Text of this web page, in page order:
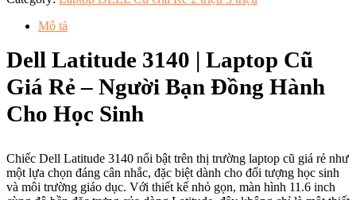
Mô tả
Dell Latitude 3140 | Laptop Cũ
Giá Rẻ – Người Bạn Đồng Hành
Cho Học Sinh
Chiếc Dell Latitude 3140 nổi bật trên thị trường laptop cũ giá rẻ như
một lựa chọn đáng cân nhắc, đặc biệt dành cho đối tượng học sinh
và môi trường giáo dục. Với thiết kế nhỏ gọn, màn hình 11.6 inch